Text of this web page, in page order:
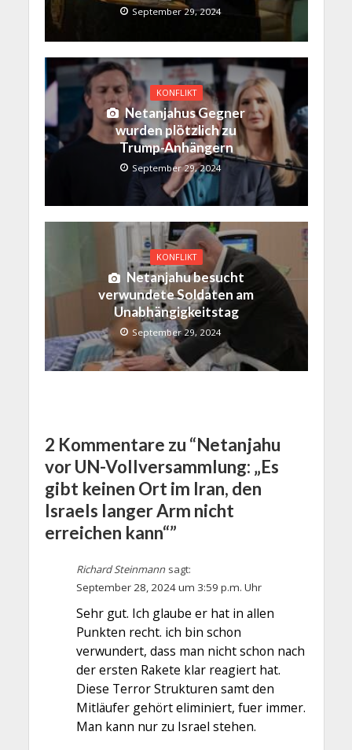
September 29, 2024
KONFLIKT
Netanjahus Gegner
wurden plötzlich zu
Trump-Anhängern
September 29, 2024
KONFLIKT
Netanjahu besucht
verwundete Soldaten am
Unabhängigkeitstag
September 29, 2024
2 Kommentare zu “Netanjahu
vor UN-Vollversammlung: „Es
gibt keinen Ort im Iran, den
Israels langer Arm nicht
erreichen kann“”
Richard Steinmann sagt:
September 28, 2024 um 3:59 p.m. Uhr
Sehr gut. Ich glaube er hat in allen
Punkten recht. ich bin schon
verwundert, dass man nicht schon nach
der ersten Rakete klar reagiert hat.
Diese Terror Strukturen samt den
Mitläufer gehört eliminiert, fuer immer.
Man kann nur zu Israel stehen.